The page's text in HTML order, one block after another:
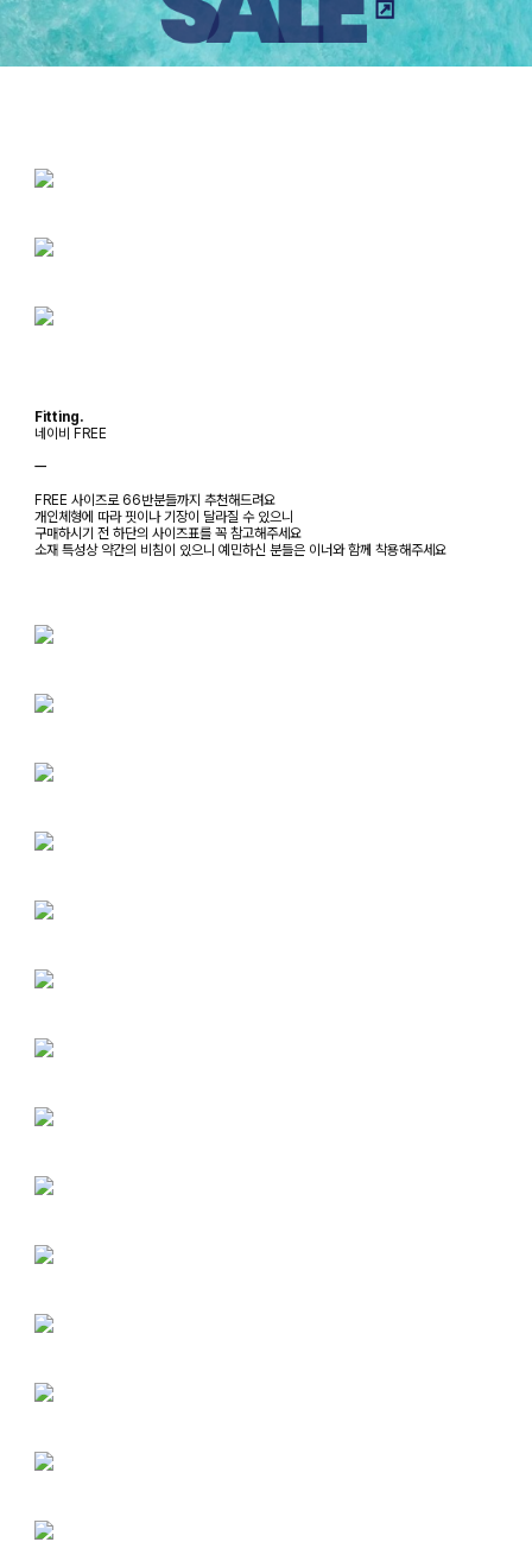
Fitting.
네이비 FREE
ㅡ
FREE 사이즈로 66반분들까지 추천해드려요
개인체형에 따라 핏이나 기장이 달라질 수 있으니
구매하시기 전 하단의 사이즈표를 꼭 참고해주세요
소재 특성상 약간의 비침이 있으니 예민하신 분들은 이너와 함께 착용해주세요